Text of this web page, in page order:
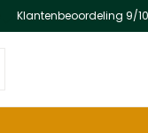
Klantenbeoordeling 9/